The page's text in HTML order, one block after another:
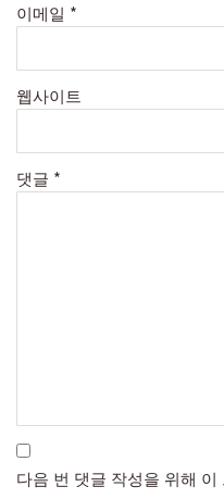
이메일 *
웹사이트
댓글 *
다음 번 댓글 작성을 위해